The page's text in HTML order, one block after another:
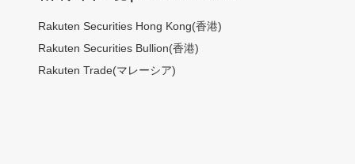
Rakuten Securities Hong Kong(香港)
Rakuten Securities Bullion(香港)
Rakuten Trade(マレーシア)